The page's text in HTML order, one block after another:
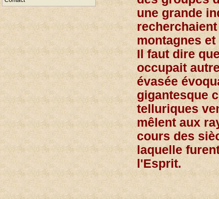
une grande
montagnes
Il faut dire
occupait
évasée
gigantesque
telluriques
mêlent aux
cours des
laquelle
l'Esprit.